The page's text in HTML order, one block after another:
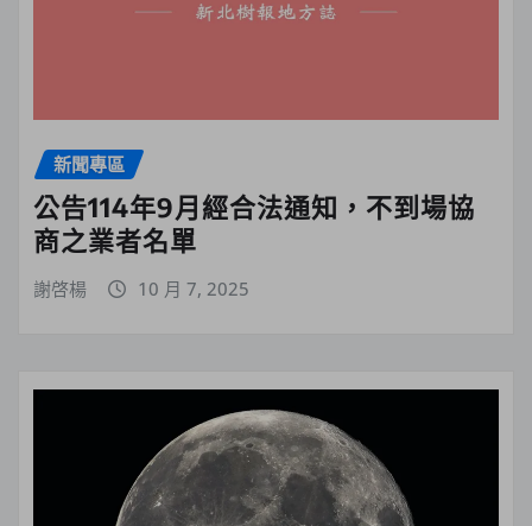
新聞專區
公告114年9月經合法通知，不到場協
商之業者名單
謝啓楊 10 月 7, 2025